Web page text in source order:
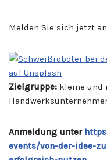
Melden Sie sich jetzt
Zielgruppe: kleine und
Anmeldung unter
events/von-der-idee-